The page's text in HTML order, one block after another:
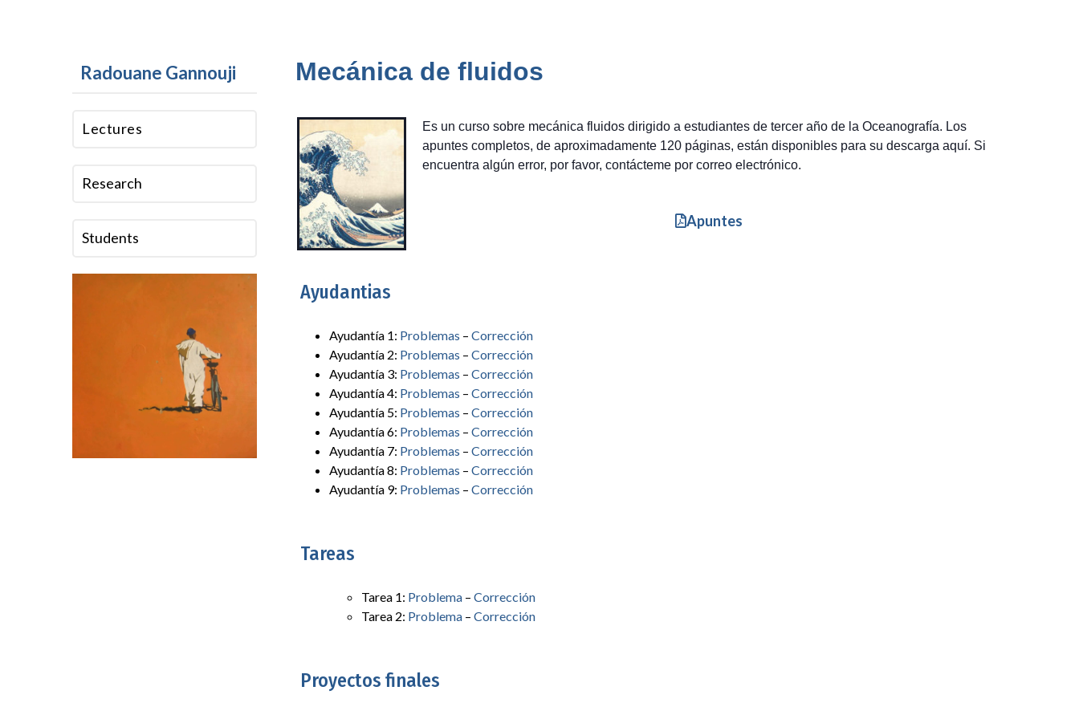
Radouane Gannouji
Lectures
Research
Students
Mecánica de fluidos
Es un curso sobre mecánica fluidos dirigido a estudiantes de tercer año de la Oceanografía. Los
apuntes completos, de aproximadamente 120 páginas, están disponibles para su descarga aquí. Si
encuentra algún error, por favor, contácteme por correo electrónico.
Apuntes
Ayudantias
Ayudantía 1: Problemas – Corrección
Ayudantía 2: Problemas – Corrección
Ayudantía 3: Problemas – Corrección
Ayudantía 4: Problemas – Corrección
Ayudantía 5: Problemas – Corrección
Ayudantía 6: Problemas – Corrección
Ayudantía 7: Problemas – Corrección
Ayudantía 8: Problemas – Corrección
Ayudantía 9: Problemas – Corrección
Tareas
Tarea 1: Problema – Corrección
Tarea 2: Problema – Corrección
Proyectos finales